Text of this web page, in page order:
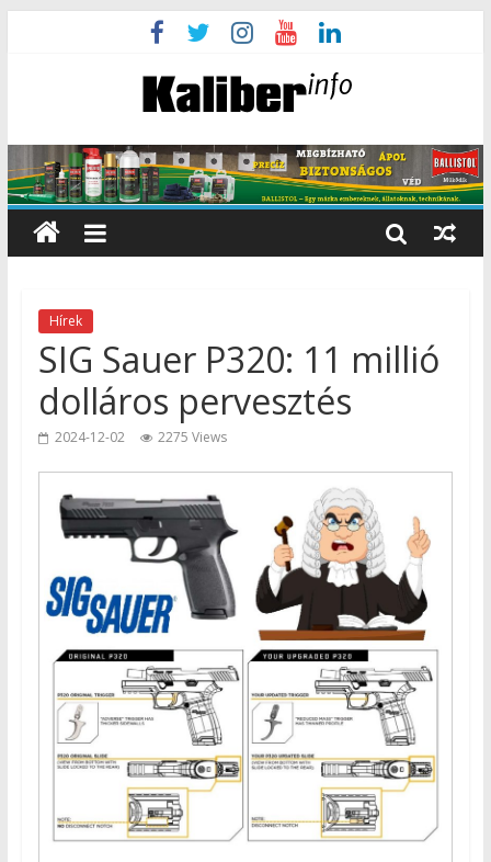
Hírek
SIG Sauer P320: 11 millió
dolláros pervesztés
2024-12-02 2275 Views